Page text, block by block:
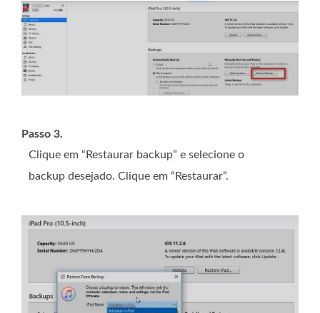
Passo 3.
Clique em “Restaurar backup” e selecione o
backup desejado. Clique em “Restaurar”.